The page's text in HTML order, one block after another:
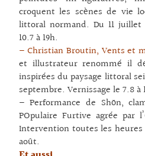
croquent les scènes de vie
littoral normand. Du 11 juillet
10.7 à 19h.
– Christian Broutin, Vents et
et illustrateur renommé il
inspirées du paysage littoral
septembre. Vernissage le 7.8 à
– Performance de Shön,
POpulaire Furtive agrée par
Intervention toutes les heures
août.